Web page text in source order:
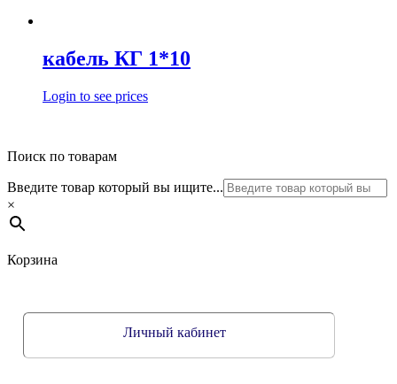
кабель КГ 1*10
Login to see prices
Поиск по товарам
Введите товар который вы ищите...
×
Корзина
Личный кабинет